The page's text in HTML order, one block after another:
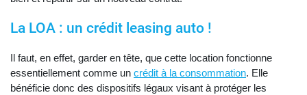
La LOA : un crédit leasing auto !
Il faut, en effet, garder en tête, que cette location fonctionne
essentiellement comme un crédit à la consommation. Elle
bénéficie donc des dispositifs légaux visant à protéger les